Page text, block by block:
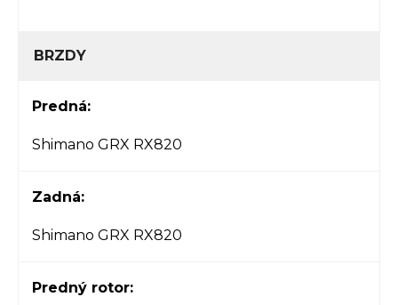
BRZDY
Predná:
Shimano GRX RX820
Zadná:
Shimano GRX RX820
Predný rotor: